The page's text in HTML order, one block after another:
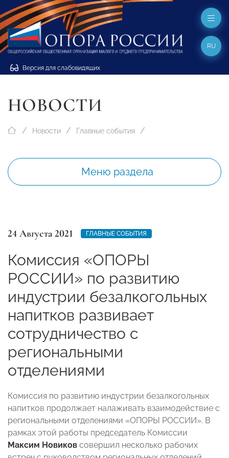
Версия для слабовидящих
RU
НОВОСТИ
Новости Главные события
Меню раздела
24 Августа 2021 ГЛАВНЫЕ СОБЫТИЯ
Комиссия «ОПОРЫ
РОССИИ» по развитию
индустрии безалкогольных
напитков развивает
сотрудничество с
региональными
отделениями
Комиссия по развитию индустрии безалкогольных
напитков продолжает налаживать взаимодействие с
региональными отделениями «ОПОРЫ РОССИИ». В
рамках этой работы председатель Комиссии
Максим Новиков совершил несколько рабочих